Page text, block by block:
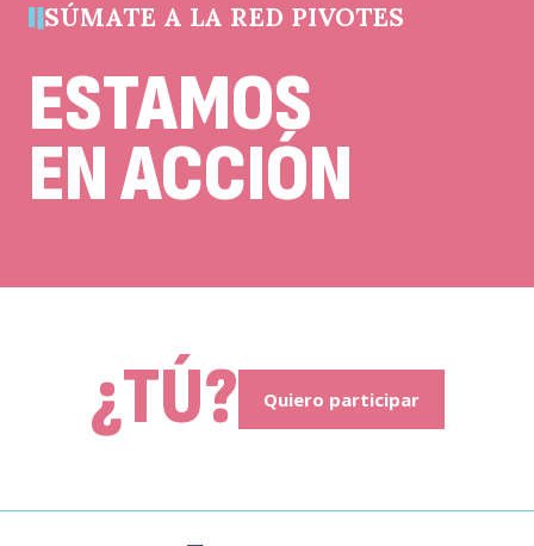
SÚMATE A LA RED PIVOTES
ESTAMOS
EN ACCIÓN
¿TÚ? Quiero participar